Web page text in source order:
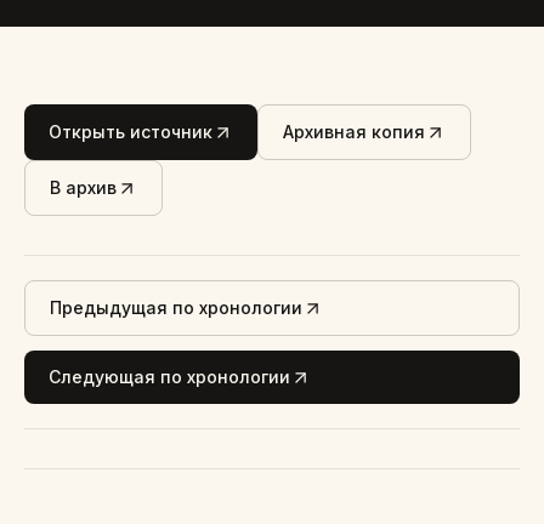
Открыть источник Архивная копия
В архив
Предыдущая по хронологии
Следующая по хронологии